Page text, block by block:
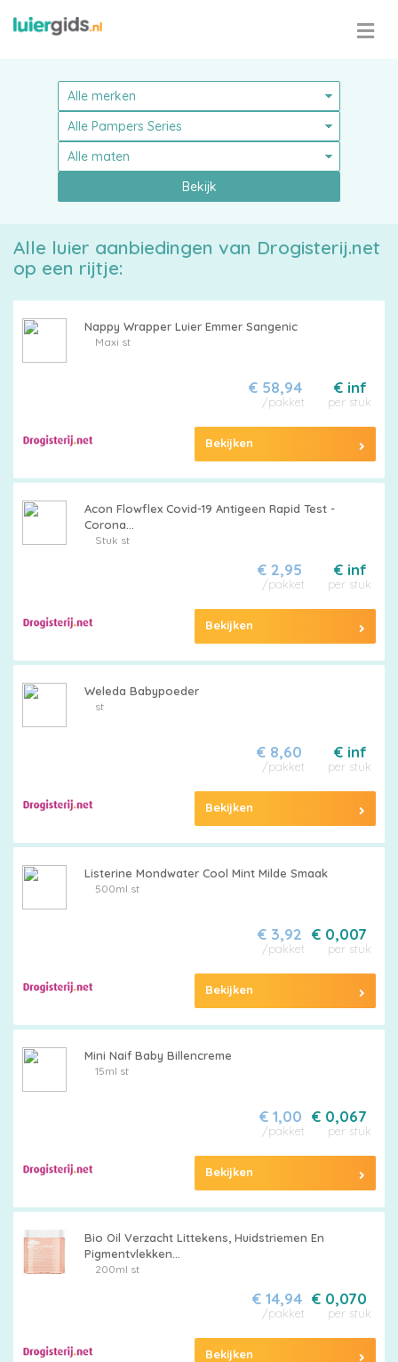
Alle
Billendoekjes
Maten
&
Series
vergelijken
Bekijk
Alle luier aanbiedingen van Drogisterij.net
op een rijtje:
Nappy Wrapper Luier Emmer Sangenic
Maxi st
€ inf
per stuk
€ 58,94
/pakket
Bekijken
Acon Flowflex Covid-19 Antigeen Rapid Test -
Corona...
Stuk st
€ inf
per stuk
€ 2,95
/pakket
Bekijken
Weleda Babypoeder
st
€ inf
per stuk
€ 8,60
/pakket
Bekijken
Listerine Mondwater Cool Mint Milde Smaak
500ml st
€ 0,007
per stuk
€ 3,92
/pakket
Bekijken
Mini Naif Baby Billencreme
15ml st
€ 0,067
per stuk
€ 1,00
/pakket
Bekijken
Bio Oil Verzacht Littekens, Huidstriemen En
Pigmentvlekken...
200ml st
€ 0,070
per stuk
€ 14,94
/pakket
Bekijken